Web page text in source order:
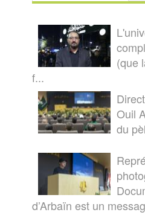
(que
f...
Ouil
du
d’Arbaïn est un